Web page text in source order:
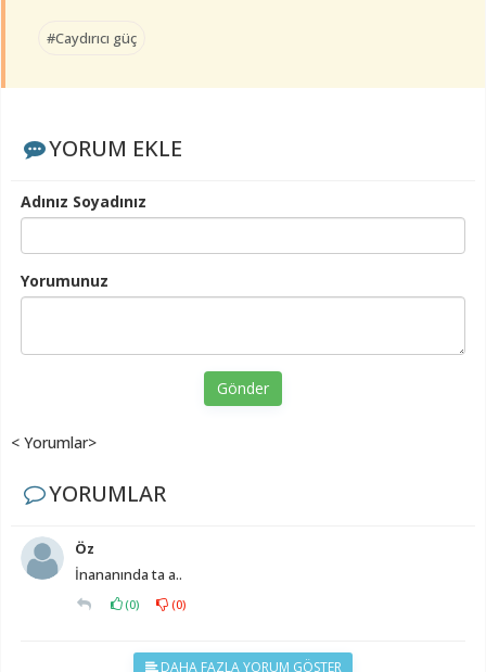
#Caydırıcı güç
YORUM EKLE
Adınız Soyadınız
Yorumunuz
Gönder
< Yorumlar>
YORUMLAR
Öz
İnananında ta a..
(0) (0)
DAHA FAZLA YORUM GÖSTER